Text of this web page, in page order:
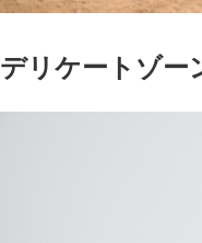
デリケートゾー